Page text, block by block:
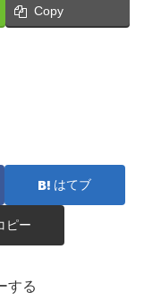
Copy
はてブ
ピー
する